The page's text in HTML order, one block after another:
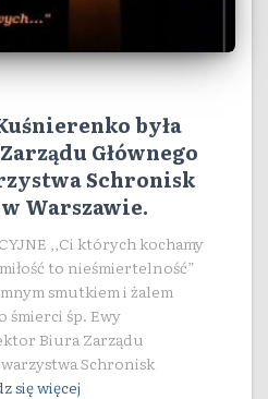
była
Głównego
Schronisk
Warszawie.
,,Ci których kochamy
to nieśmiertelność”
smutkiem i żalem
śmierci śp. Ewy
Biura Zarządu
Schronisk
się więcej